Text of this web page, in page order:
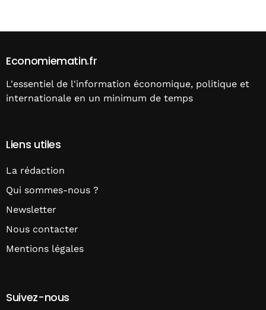
Economiematin.fr
L'essentiel de l'information économique, politique et
internationale en un minimum de temps
Liens utiles
La rédaction
Qui sommes-nous ?
Newsletter
Nous contacter
Mentions légales
Suivez-nous